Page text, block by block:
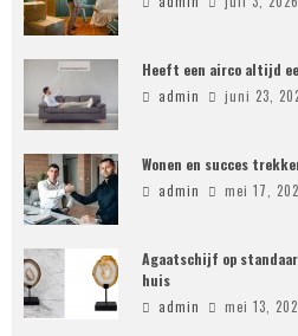
Heeft een airco altijd
admin juni 23,
Wonen en succes
admin mei 17,
Agaatschijf op
huis
admin mei 13,